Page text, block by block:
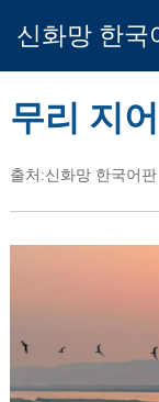
신화망 한국
무리 지
출처:신화망 한국어판